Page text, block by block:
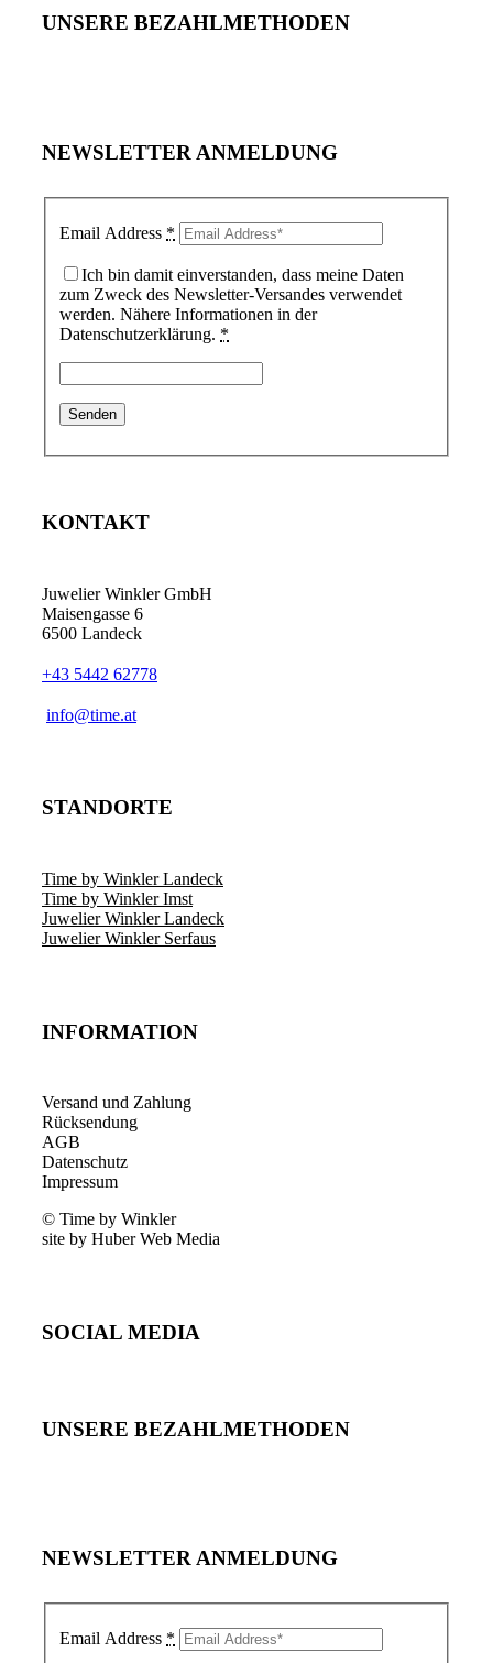
UNSERE BEZAHLMETHODEN
NEWSLETTER ANMELDUNG
Email Address *
Ich bin damit einverstanden, dass meine Daten
zum Zweck des Newsletter-Versandes verwendet
werden. Nähere Informationen in der
Datenschutzerklärung. *
KONTAKT
Juwelier Winkler GmbH
Maisengasse 6
6500 Landeck
+43 5442 62778
info@time.at
STANDORTE
Time by Winkler Landeck
Time by Winkler Imst
Juwelier Winkler Landeck
Juwelier Winkler Serfaus
INFORMATION
Versand und Zahlung
Rücksendung
AGB
Datenschutz
Impressum
© Time by Winkler
site by Huber Web Media
SOCIAL MEDIA
UNSERE BEZAHLMETHODEN
NEWSLETTER ANMELDUNG
Email Address *